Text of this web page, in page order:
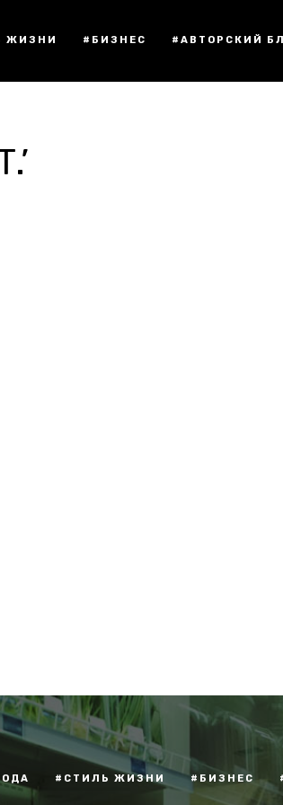
ЖИЗНИ #БИЗНЕС #АВТОРСКИЙ
#СТИЛЬ ЖИЗНИ #БИЗНЕС